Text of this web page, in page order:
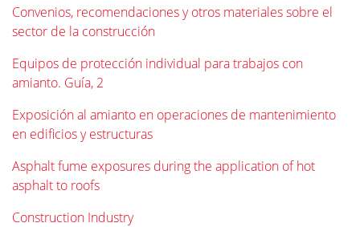
Convenios, recomendaciones y otros materiales sobre el
sector de la construcción
Equipos de protección individual para trabajos con
amianto. Guía, 2
Exposición al amianto en operaciones de mantenimiento
en edificios y estructuras
Asphalt fume exposures during the application of hot
asphalt to roofs
Construction Industry